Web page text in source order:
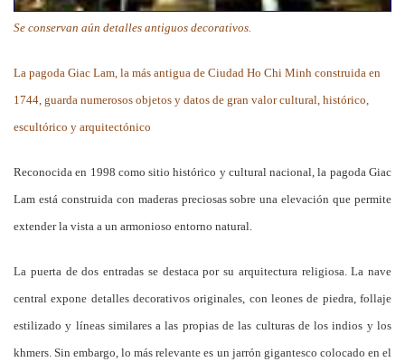
Se conservan aún detalles antiguos decorativos.
La pagoda Giac Lam, la más antigua de Ciudad Ho Chi Minh construida en
1744, guarda numerosos objetos y datos de gran valor cultural, histórico,
escultórico y arquitectónico
Reconocida en 1998 como sitio histórico y cultural nacional, la pagoda Giac
Lam está construida con maderas preciosas sobre una elevación que permite
extender la vista a un armonioso entorno natural.
La puerta de dos entradas se destaca por su arquitectura religiosa. La nave
central expone detalles decorativos originales, con leones de piedra, follaje
estilizado y líneas similares a las propias de las culturas de los indios y los
khmers. Sin embargo, lo más relevante es un jarrón gigantesco colocado en el